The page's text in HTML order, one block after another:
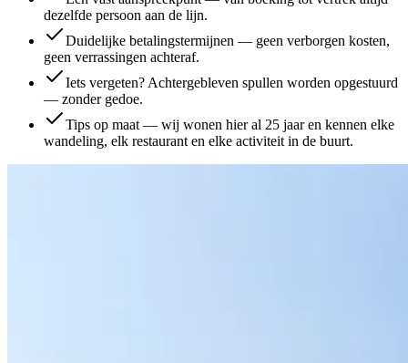
dezelfde persoon aan de lijn.
Duidelijke betalingstermijnen — geen verborgen kosten,
geen verrassingen achteraf.
Iets vergeten? Achtergebleven spullen worden opgestuurd
— zonder gedoe.
Tips op maat — wij wonen hier al 25 jaar en kennen elke
wandeling, elk restaurant en elke activiteit in de buurt.